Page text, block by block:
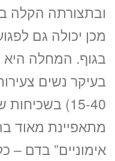
ובתצורתה הקלה
מכן יכולה גם
בגוף. המחלה
בעיקר נשים
מתאפיינת מאוד
אימוניים” בדם –